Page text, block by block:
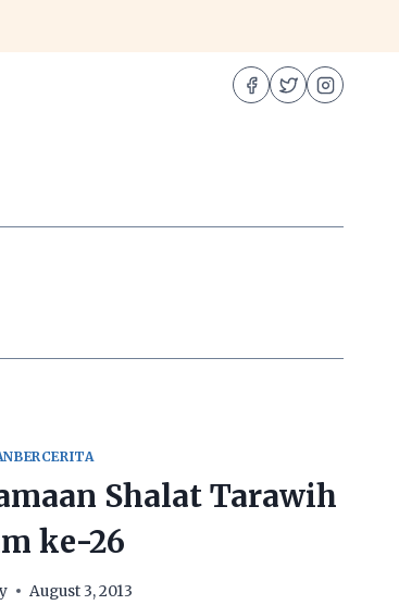
Shalat Tarawih
ke-26
August 3, 2013